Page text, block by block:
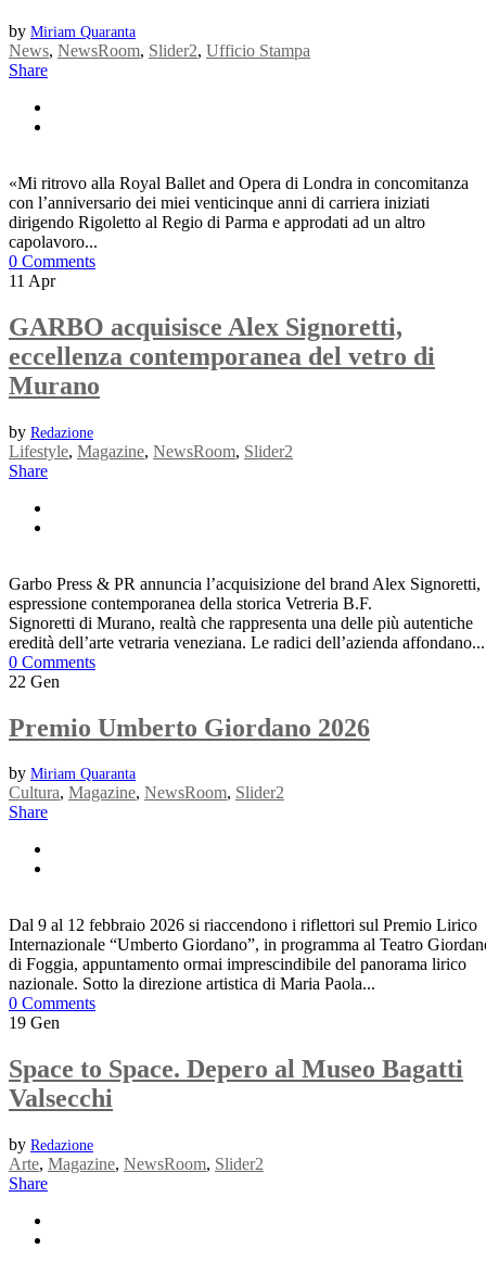
by Miriam Quaranta
News, NewsRoom, Slider2, Ufficio Stampa
Share
«Mi ritrovo alla Royal Ballet and Opera di Londra in concomitanza
con l’anniversario dei miei venticinque anni di carriera iniziati
dirigendo Rigoletto al Regio di Parma e approdati ad un altro
capolavoro...
0 Comments
11 Apr
GARBO acquisisce Alex Signoretti,
eccellenza contemporanea del vetro di
Murano
by Redazione
Lifestyle, Magazine, NewsRoom, Slider2
Share
Garbo Press & PR annuncia l’acquisizione del brand Alex Signoretti,
espressione contemporanea della storica Vetreria B.F.
Signoretti di Murano, realtà che rappresenta una delle più autentiche
eredità dell’arte vetraria veneziana. Le radici dell’azienda affondano...
0 Comments
22 Gen
Premio Umberto Giordano 2026
by Miriam Quaranta
Cultura, Magazine, NewsRoom, Slider2
Share
Dal 9 al 12 febbraio 2026 si riaccendono i riflettori sul Premio Lirico
Internazionale “Umberto Giordano”, in programma al Teatro
di Foggia, appuntamento ormai imprescindibile del panorama lirico
nazionale. Sotto la direzione artistica di Maria Paola...
0 Comments
19 Gen
Space to Space. Depero al Museo Bagatti
Valsecchi
by Redazione
Arte, Magazine, NewsRoom, Slider2
Share